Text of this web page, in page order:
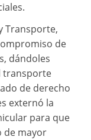
Transporte,
de
dándoles
transporte
de derecho
externó la
para que
de mayor